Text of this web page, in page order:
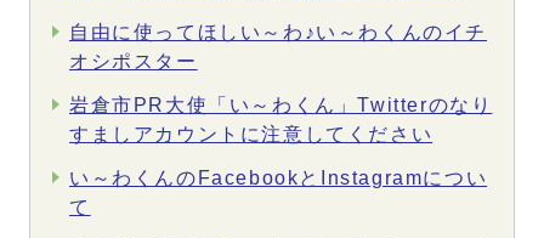
自由に使ってほしい～わ♪い～わくんのイチ
オシポスター
岩倉市PR大使「い～わくん」Twitterのなり
すましアカウントに注意してください
い～わくんのFacebookとInstagramについ
て